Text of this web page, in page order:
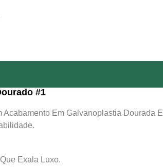
#1
Em Galvanoplastia Dourada E
Exala Luxo.